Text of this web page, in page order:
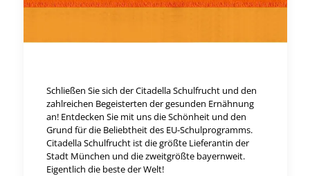
Schließen Sie sich der Citadella Schulfrucht und den
zahlreichen Begeisterten der gesunden Ernähnung
an! Entdecken Sie mit uns die Schönheit und den
Grund für die Beliebtheit des EU-Schulprogramms.
Citadella Schulfrucht ist die größte Lieferantin der
Stadt München und die zweitgrößte bayernweit.
Eigentlich die beste der Welt!